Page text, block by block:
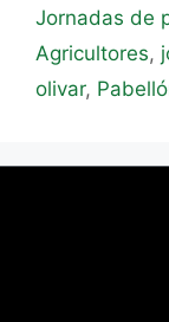
Jornadas de
Agricultores,
olivar,